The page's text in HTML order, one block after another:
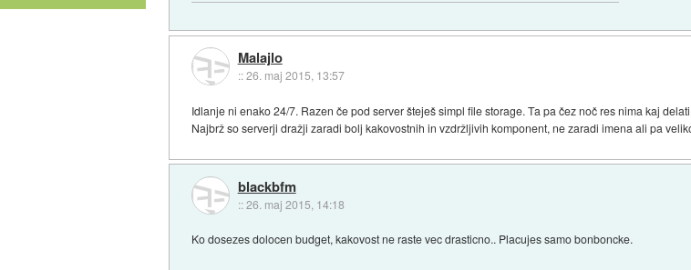
Malajlo
::26. maj 2015, 13:57
Idlanje ni enako 24/7. Razen če pod server šteješ simpl file storage. Ta pa čez noč res nima kaj
Najbrž so serverji dražji zaradi bolj kakovostnih in vzdržljivih komponent, ne zaradi imena ali pa
blackbfm
::26. maj 2015, 14:18
Ko dosezes dolocen budget, kakovost ne raste vec drasticno.. Placujes samo bonboncke.